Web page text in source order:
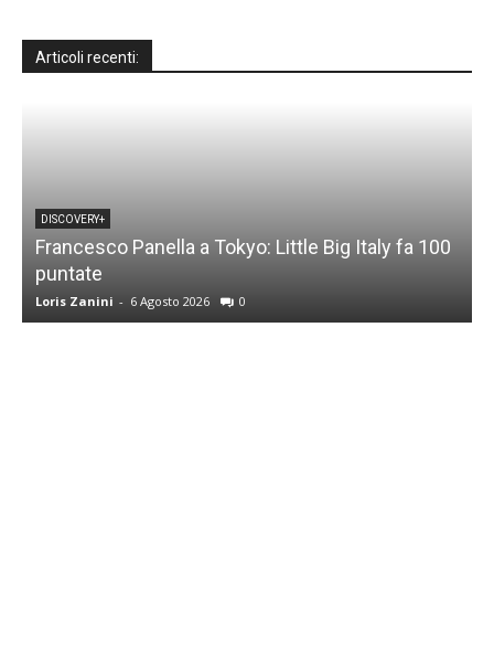
Articoli recenti:
DISCOVERY+
Francesco Panella a Tokyo: Little Big Italy fa 100
puntate
Loris Zanini - 6 Agosto 2026 0